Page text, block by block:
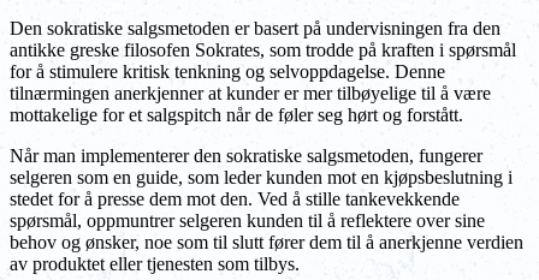
Den sokratiske salgsmetoden er basert på undervisningen fra den
antikke greske filosofen Sokrates, som trodde på kraften i spørsmål
for å stimulere kritisk tenkning og selvoppdagelse. Denne
tilnærmingen anerkjenner at kunder er mer tilbøyelige til å være
mottakelige for et salgspitch når de føler seg hørt og forstått.
Når man implementerer den sokratiske salgsmetoden, fungerer
selgeren som en guide, som leder kunden mot en kjøpsbeslutning i
stedet for å presse dem mot den. Ved å stille tankevekkende
spørsmål, oppmuntrer selgeren kunden til å reflektere over sine
behov og ønsker, noe som til slutt fører dem til å anerkjenne verdien
av produktet eller tjenesten som tilbys.